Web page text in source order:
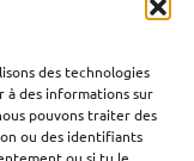
des technologies
à des informations sur
pouvons traiter des
ou des identifiants